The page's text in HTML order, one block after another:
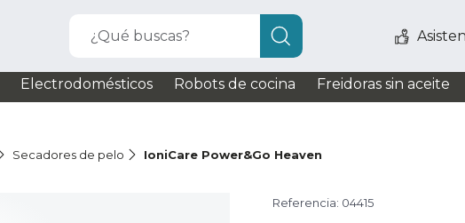
¿Qué buscas?
Electrodomésticos Robots de cocina Freidoras sin aceite
Secadores de pelo IoniCare Power&Go Heaven
Referencia: 04415